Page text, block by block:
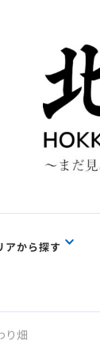
アから探す
り畑